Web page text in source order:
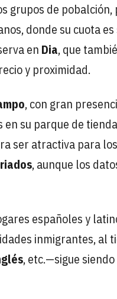
grupos de pobalción,
donde su cuota
en Dia, que
y proximidad.
, con gran
su parque de
ser atractiva para
, aunque los
españoles y
inmigrantes, al
, etc.—sigue